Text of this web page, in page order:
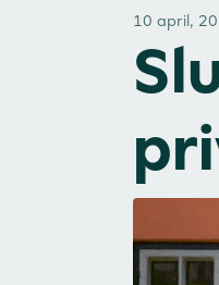
10 april,